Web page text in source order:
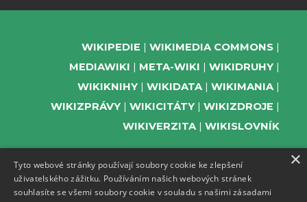
WIKIPEDIE
WIKIMEDIA COMMONS
MEDIAWIKI
META-WIKI
WIKIDRUHY
WIKIKNIHY
WIKIDATA
WIKIMANIA
WIKIZPRÁVY
WIKICITÁTY
WIKIZDROJE
WIKIVERZITA
WIKISLOVNÍK
PODPOŘTE NÁS
×
Tyto webové stránky používají soubory cookie ke zlepšení
uživatelského zážitku. Používáním našich webových stránek
souhlasíte se všemi soubory cookie v souladu s našimi zásadami